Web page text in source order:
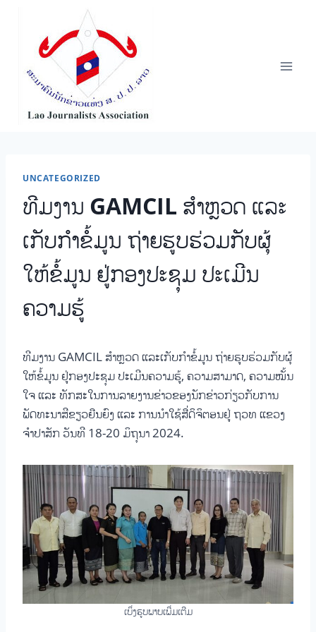
content
UNCATEGORIZED
ທີມງານ GAMCIL ສໍາຫຼວດ ແລະ
ເກັບກໍາຂໍ້ມູນ ຖ່າຍຮູບຮ່ວມກັບຜຸ້
ໃຫ້ຂໍ້ມູນ ຢູ່ກອງປະຊຸມ ປະເມີນ
ຄວາມຮູ້
ທີມງານ GAMCIL ສໍາຫຼວດ ແລະເກັບກໍາຂໍ້ມູນ ຖ່າຍຮູບຮ່ວມກັບຜຸ້
ໃຫ້ຂໍ້ມູນ ຢູ່ກອງປະຊຸມ ປະເມີນຄວາມຮູ້, ຄວາມສາມາດ, ຄວາມໝັ້ນ
ໃຈ ແລະ ທັກສະໃນການລາຍງານຂ່າວຂອງນັກຂ່າວກ່ຽວກັບການ
ພັດທະນາສີຂຽວຍືນຍົງ ແລະ ການນຳໃຊ້ສື່ດິຈິຕອນຢູ່ ຖວທ ແຂວງ
ຈໍາປາສັກ ວັນທີ 18-20 ມິຖຸນາ 2024.
ເບິ່ງຮູບພາບເພີ່ມເຕີມ